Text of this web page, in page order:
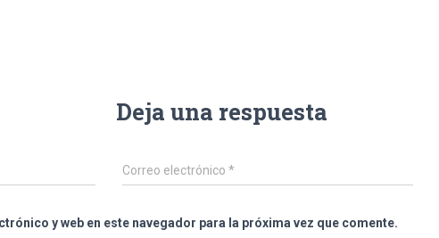
Deja una respuesta
Correo electrónico*
y web en este navegador para la próxima vez que comente.